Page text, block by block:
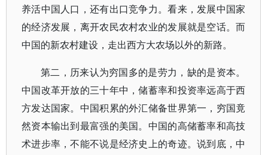
养活中国人口，还有出口竞争力。看来，发展中国家
的经济发展，离开农民农村农业的发展就是空话。而
中国的新农村建设，走出西方大农场以外的新路。
第二，历来认为穷国多的是劳力，缺的是资本。
中国改革开放的三十年中，储蓄率和投资率远高于西
方发达国家。中国积累的外汇储备世界第一，穷国竟
然资本输出到最富强的美国。中国的高储蓄率和高技
术进步率，不能不说是经济史上的奇迹。说到底，中